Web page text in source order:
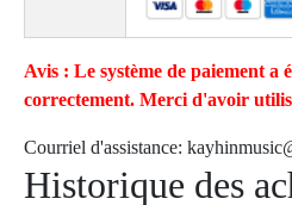
Avis : Le système de paiement a
correctement. Merci d'avoir
Courriel d'assistance:
Historique des